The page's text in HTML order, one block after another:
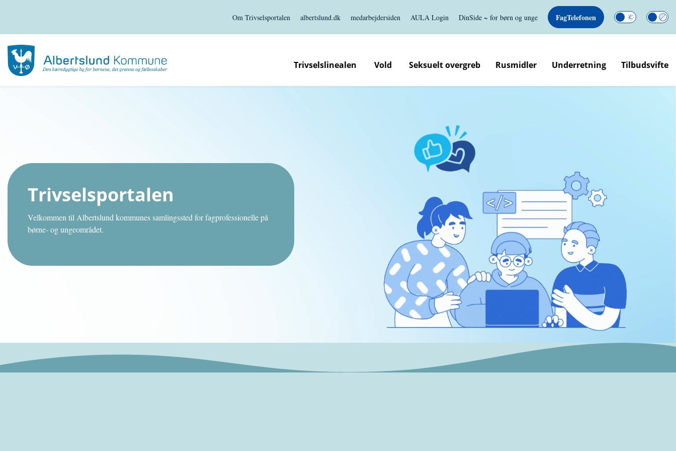
Om Trivselsportalen albertslund.dk medarbejdersiden AULA Login DinSide ~ for børn og unge FagTelefonen
Trivselslinealen Vold Seksuelt overgreb Rusmidler Underretning Tilbudsvifte
Trivselsportalen
Velkommen til Albertslund kommunes samlingssted for fagprofessionelle på
børne- og ungeområdet.